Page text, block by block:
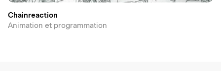
Chainreaction
Animation et programmation